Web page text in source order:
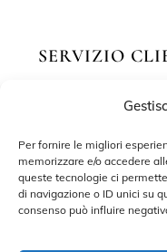
Per fornire le migliori
memorizzare e/o accedere
queste tecnologie ci
di navigazione o ID unici su
consenso può influire
SERVIZIO
Richiedi un
Contatti
Privacy Policy
Cookie Policy